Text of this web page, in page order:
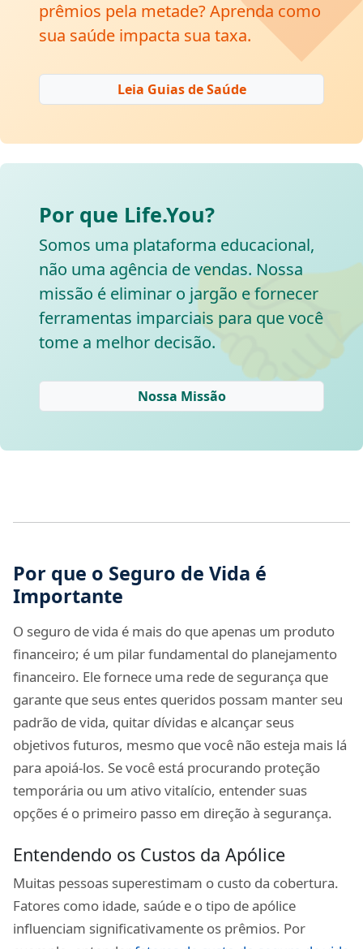
prêmios pela metade? Aprenda como
sua saúde impacta sua taxa.
Leia Guias de Saúde
Por que Life.You?
Somos uma plataforma educacional,
não uma agência de vendas. Nossa
missão é eliminar o jargão e fornecer
ferramentas imparciais para que você
tome a melhor decisão.
Nossa Missão
Por que o Seguro de Vida é
Importante
O seguro de vida é mais do que apenas um produto
financeiro; é um pilar fundamental do planejamento
financeiro. Ele fornece uma rede de segurança que
garante que seus entes queridos possam manter seu
padrão de vida, quitar dívidas e alcançar seus
objetivos futuros, mesmo que você não esteja mais lá
para apoiá-los. Se você está procurando proteção
temporária ou um ativo vitalício, entender suas
opções é o primeiro passo em direção à segurança.
Entendendo os Custos da Apólice
Muitas pessoas superestimam o custo da cobertura.
Fatores como idade, saúde e o tipo de apólice
influenciam significativamente os prêmios. Por